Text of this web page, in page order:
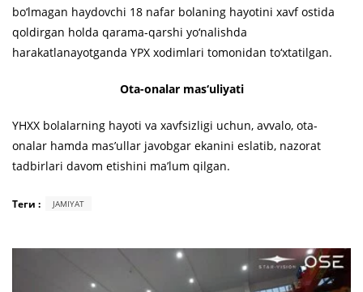
bo‘lmagan haydovchi 18 nafar bolaning hayotini xavf ostida
qoldirgan holda qarama-qarshi yo‘nalishda
harakatlanayotganda YPX xodimlari tomonidan to‘xtatilgan.
Ota-onalar mas‘uliyati
YHXX bolalarning hayoti va xavfsizligi uchun, avvalo, ota-
onalar hamda mas’ullar javobgar ekanini eslatib, nazorat
tadbirlari davom etishini ma’lum qilgan.
Теги : JAMIYAT